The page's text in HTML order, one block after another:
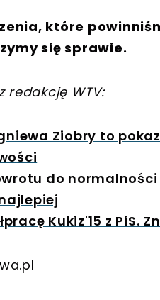
które
się sprawie.
redakcję WTV:
Ziobry to
do
Kukiz'15 z PiS.